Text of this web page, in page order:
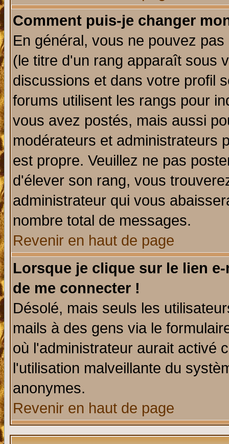
Comment puis-je changer
En général, vous ne pouvez
(le titre d'un rang apparaît sous
discussions et dans votre profil
forums utilisent les rangs pour
vous avez postés, mais aussi
modérateurs et administrateurs
est propre. Veuillez ne pas
d'élever son rang, vous
administrateur qui vous
nombre total de messages.
Revenir en haut de page
Lorsque je clique sur le lien
de me connecter !
Désolé, mais seuls les
mails à des gens via le
où l'administrateur aurait activé
l'utilisation malveillante du
anonymes.
Revenir en haut de page